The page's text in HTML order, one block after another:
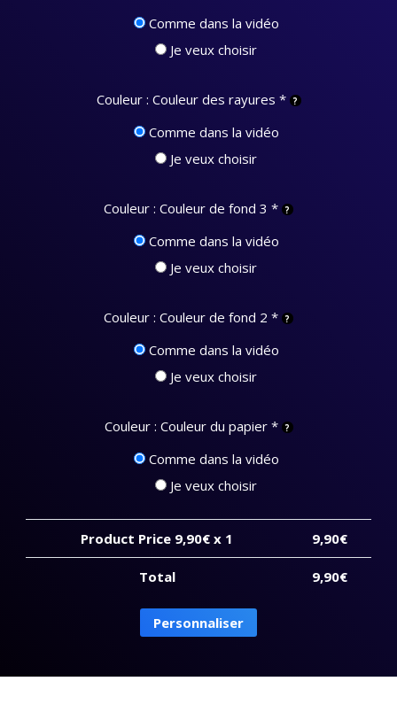
Comme dans la vidéo
Je veux choisir
Couleur : Couleur des rayures *
Comme dans la vidéo
Je veux choisir
Couleur : Couleur de fond 3 *
Comme dans la vidéo
Je veux choisir
Couleur : Couleur de fond 2 *
Comme dans la vidéo
Je veux choisir
Couleur : Couleur du papier*
Comme dans la vidéo
Je veux choisir
Product Price 9,90€ x 1 9,90€
Total 9,90€
quantité
de
Logo
Personnaliser